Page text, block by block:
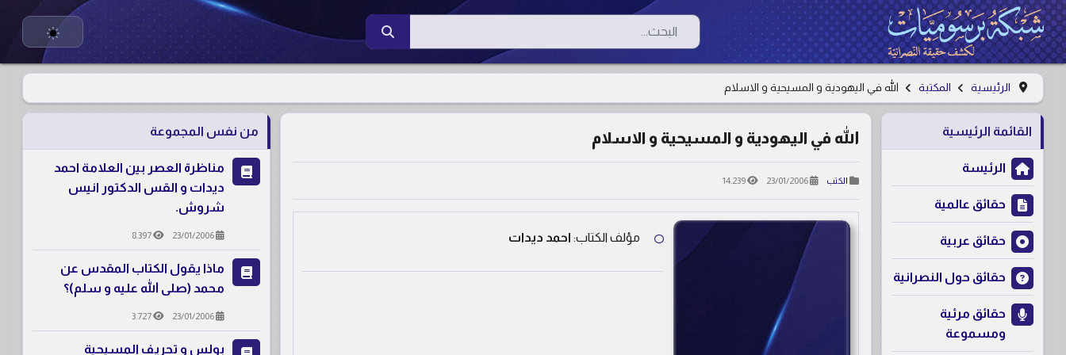
البحث
الرئيسية المكتبة الله في اليهودية و المسيحية و الاسلام
القائمة الرئيسية
الرئيسة
حقائق عالمية
حقائق عربية
حقائق حول النصرانية
حقائق مرئية
ومسموعة
الله في اليهودية و المسيحية و الاسلام
الكتب 23/01/2006
14.239
مؤلف الكتاب: احمد ديدات
من نفس المجموعة
مناظرة العصر بين العلامة احمد
ديدات و القس الدكتور انيس
شروش.
23/01/2006
8.397
ماذا يقول الكتاب المقدس عن
محمد (صلى الله عليه و سلم)؟
23/01/2006
3.727
بولس و تحريف المسيحية